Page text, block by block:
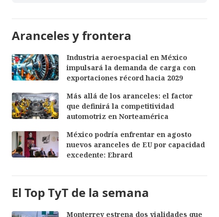
Aranceles y frontera
Industria aeroespacial en México
impulsará la demanda de carga con
exportaciones récord hacia 2029
Más allá de los aranceles: el factor
que definirá la competitividad
automotriz en Norteamérica
México podría enfrentar en agosto
nuevos aranceles de EU por capacidad
excedente: Ebrard
El Top TyT de la semana
Monterrey estrena dos vialidades que